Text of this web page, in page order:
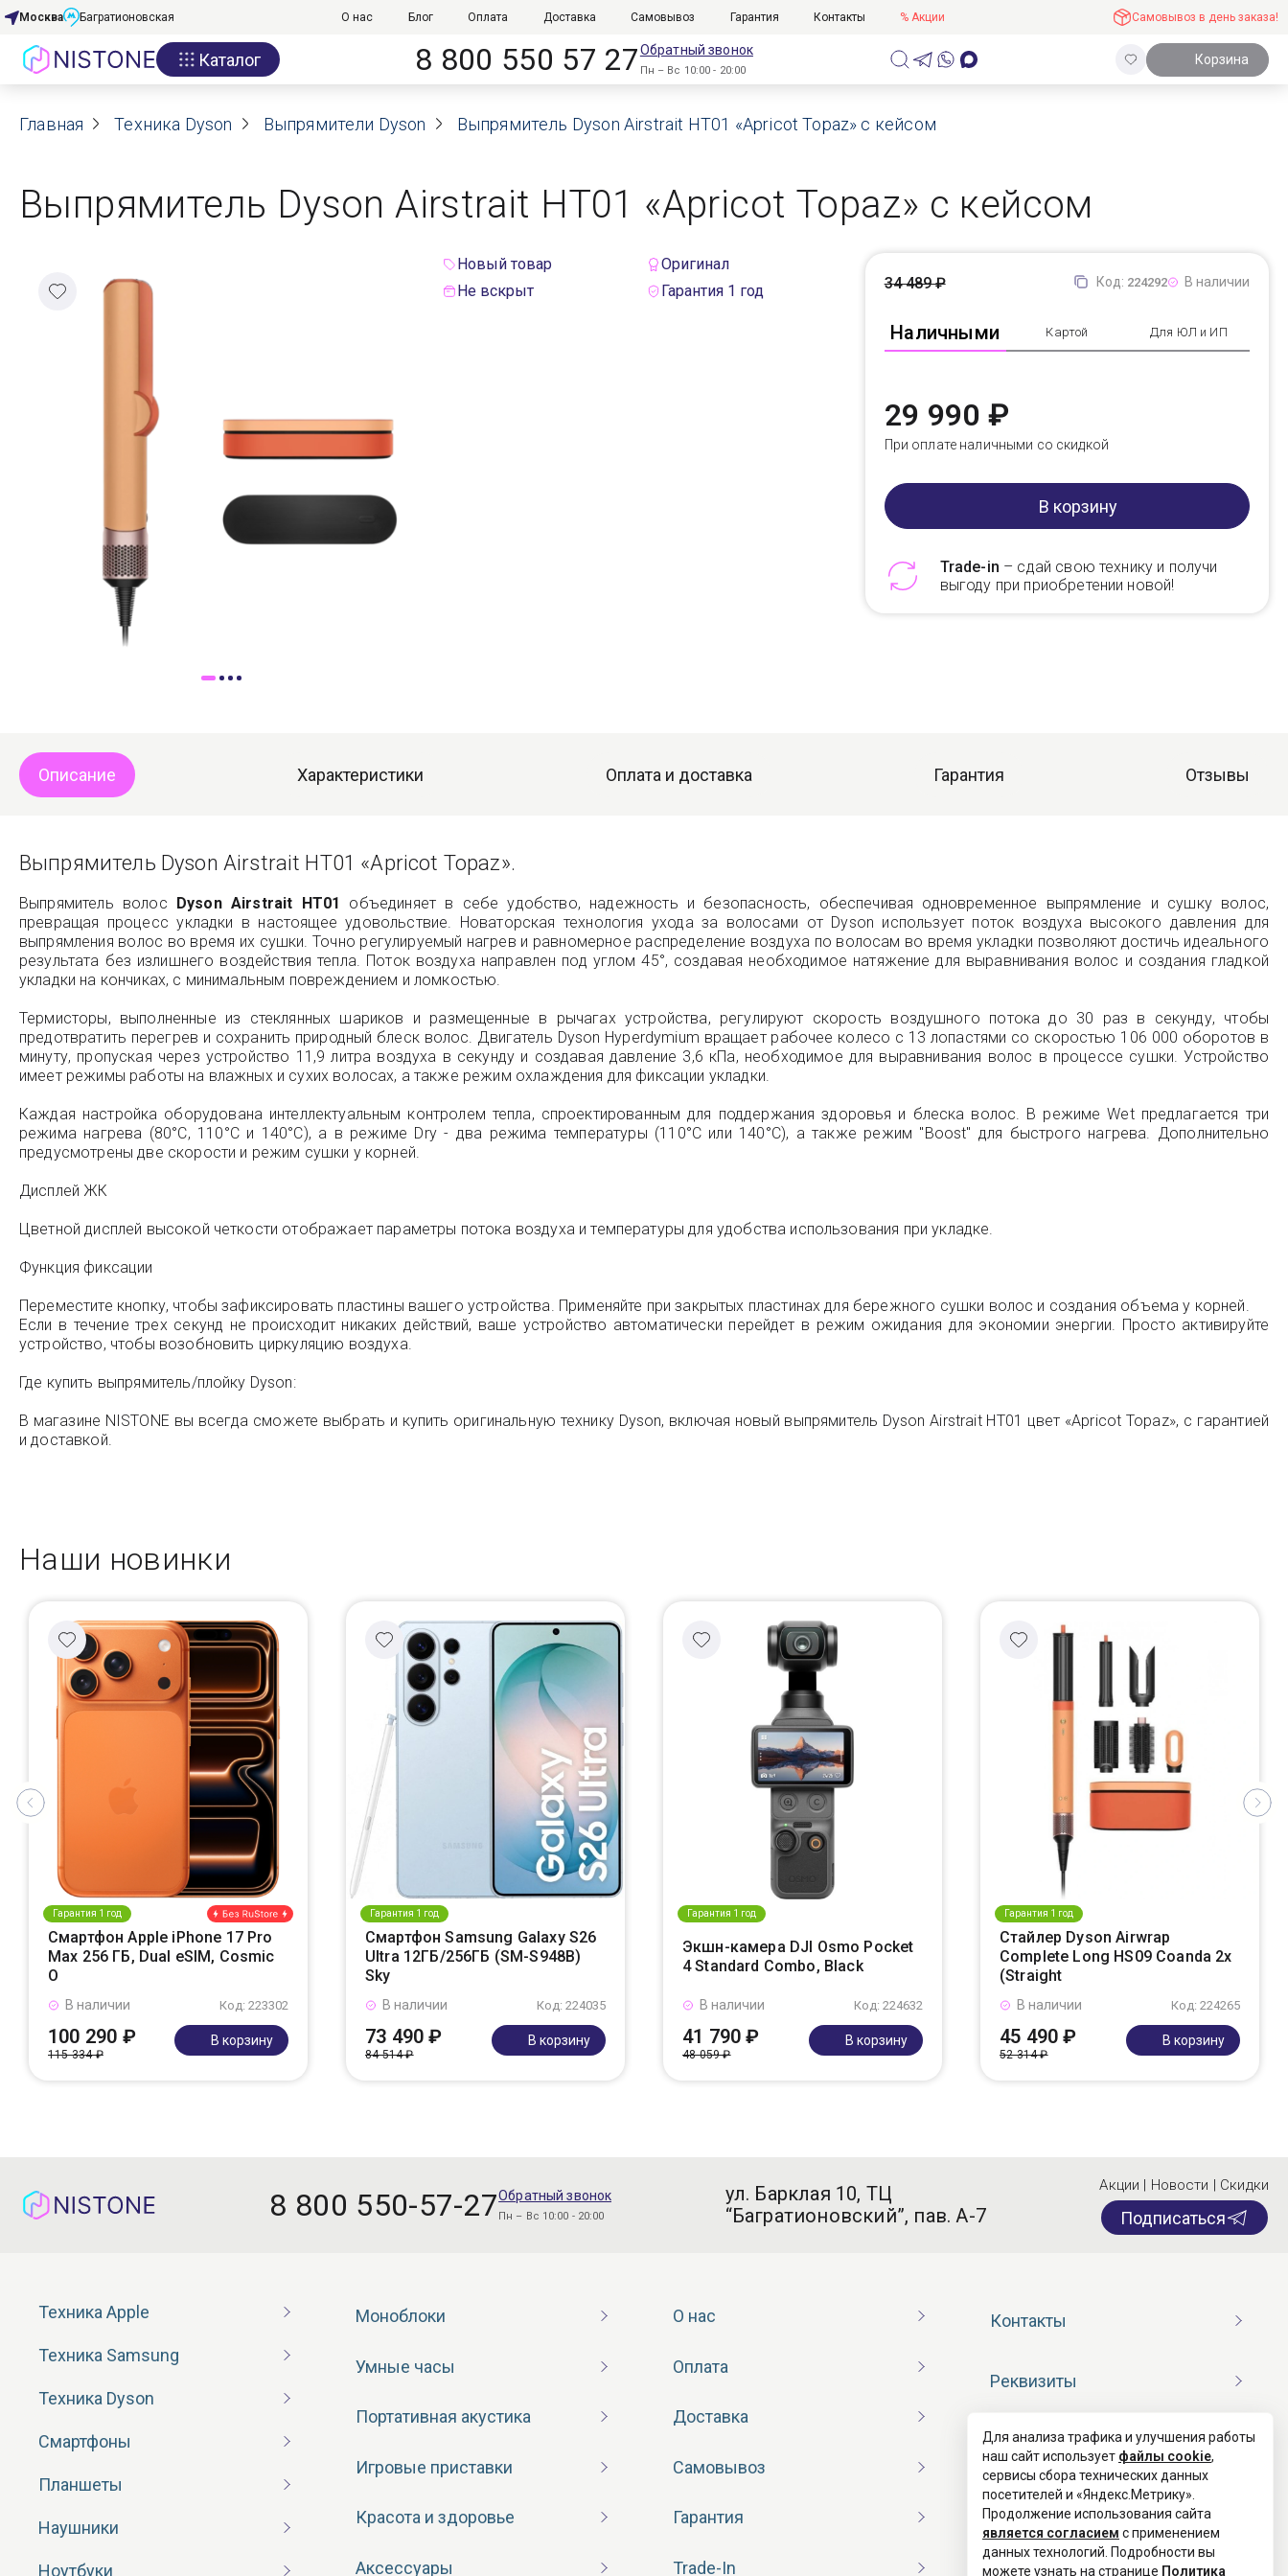
Акции
О нас
Договор оферты
Реквизиты
Оплата
Самовывоз
Trade-In
Москва Багратионовская О нас Блог Оплата Доставка Самовывоз Гарантия Контакты % Акции Самовывоз в день заказа!
Каталог 8 800 550 57 27Обратный звонок
Пн – Вс 10:00 - 20:00
Корзина
Главная Техника Dyson Выпрямители Dyson Выпрямитель Dyson Airstrait HT01 «Apricot Topaz» с кейсом
Выпрямитель Dyson Airstrait HT01 «Apricot Topaz» с кейсом
Новый товар
Оригинал
Не вскрыт
Гарантия 1 год Код: 224292 В наличии
Наличными Картой Для ЮЛ и ИП
34 489 ₽
29 990 ₽
При оплате наличными со скидкой
В корзину
Trade-in – сдай свою технику и получи
выгоду при приобретении новой!
Описание Характеристики Оплата и доставка Гарантия Отзывы
Выпрямитель Dyson Airstrait HT01 «Apricot Topaz».
Выпрямитель волос Dyson Airstrait HT01
объединяет в себе удобство, надежность и безопасность, обеспечивая одновременное выпрямление и сушку волос,
превращая процесс укладки в настоящее удовольствие. Новаторская технология ухода за волосами от Dyson использует поток воздуха высокого давления для
выпрямления волос во время их сушки. Точно регулируемый нагрев и равномерное распределение воздуха по волосам во время укладки позволяют достичь идеального
результата без излишнего воздействия тепла. Поток воздуха направлен под углом 45°, создавая необходимое натяжение для выравнивания волос и создания гладкой
укладки на кончиках, с минимальным повреждением и ломкостью.
Термисторы, выполненные из стеклянных шариков и размещенные в рычагах устройства, регулируют скорость воздушного потока до 30 раз в секунду, чтобы
предотвратить перегрев и сохранить природный блеск волос. Двигатель Dyson Hyperdymium вращает рабочее колесо с 13 лопастями со скоростью 106 000 оборотов в
минуту, пропуская через устройство 11,9 литра воздуха в секунду и создавая давление 3,6 кПа, необходимое для выравнивания волос в процессе сушки. Устройство
имеет режимы работы на влажных и сухих волосах, а также режим охлаждения для фиксации укладки.
Каждая настройка оборудована интеллектуальным контролем тепла, спроектированным для поддержания здоровья и блеска волос. В режиме Wet предлагается три
режима нагрева (80°C, 110°C и 140°C), а в режиме Dry - два режима температуры (110°C или 140°C), а также режим "Boost" для быстрого нагрева. Дополнительно
предусмотрены две скорости и режим сушки у корней.
Дисплей ЖК
Цветной дисплей высокой четкости отображает параметры потока воздуха и температуры для удобства использования при укладке.
Функция фиксации
Переместите кнопку, чтобы зафиксировать пластины вашего устройства. Применяйте при закрытых пластинах для бережного сушки волос и создания объема у корней.
Если в течение трех секунд не происходит никаких действий, ваше устройство автоматически перейдет в режим ожидания для экономии энергии. Просто активируйте
устройство, чтобы возобновить циркуляцию воздуха.
Где купить выпрямитель/плойку Dyson:
В магазине NISTONE вы всегда сможете выбрать и купить оригинальную технику Dyson, включая новый выпрямитель Dyson Airstrait HT01 цвет «Apricot Topaz», с гарантией
и доставкой.
Наши новинки
Гарантия 1 год
Смартфон Apple iPhone 17 Pro
Max 256 ГБ, Dual eSIM, Cosmic
O
Код: 223302
В наличии
100 290 ₽
115 334 ₽
В корзину
Гарантия 1 год
Смартфон Samsung Galaxy S26
Ultra 12ГБ/256ГБ (SM-S948B)
Sky
Код: 224035
В наличии
73 490 ₽
84 514 ₽
В корзину
Гарантия 1 год
Экшн-камера DJI Osmo Pocket
4 Standard Combo, Black
Код: 224632
В наличии
41 790 ₽
48 059 ₽
В корзину
Гарантия 1 год
Стайлер Dyson Airwrap
Complete Long HS09 Coanda 2x
(Straight
Код: 224265
В наличии
45 490 ₽
52 314 ₽
В корзину
8 800 550-57-27Обратный звонок
Пн – Вс 10:00 - 20:00
ул. Барклая 10, ТЦ
“Багратионовский”, пав. А-7
Акции | Новости | Скидки
Подписаться
Техника Apple
Техника Samsung
Техника Dyson
Смартфоны
Планшеты
Наушники
Ноутбуки
Моноблоки
Умные часы
Портативная акустика
Игровые приставки
Красота и здоровье
Аксессуары
О нас
Оплата
Доставка
Самовывоз
Гарантия
Trade-In
Контакты
Реквизиты
Договор оферты
Согласие на обработку ПД
Политика конфиденциальности
Для анализа трафика и улучшения работы
наш сайт использует файлы cookie,
сервисы сбора технических данных
посетителей и «Яндекс.Метрику».
Продолжение использования сайта
является согласием с применением
данных технологий. Подробности вы
можете узнать на странице Политика